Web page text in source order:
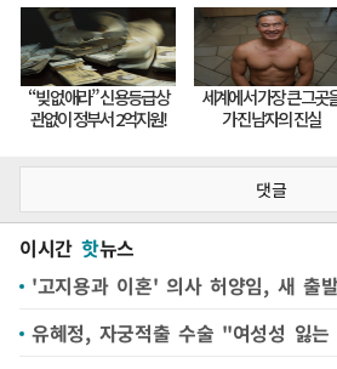
댓글
이시간 핫뉴스
'고지용과 이혼' 의사 허양임, 새 출
유혜정, 자궁적출 수술 "여성성 잃